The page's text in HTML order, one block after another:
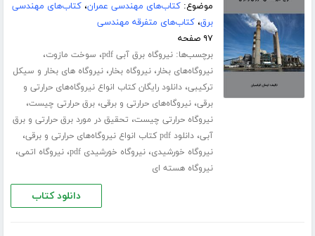
موضوع:کتاب‌های مهندسی عمران،کتاب‌های مهندسی
برق،کتاب‌های متفرقه مهندسی
۹۷ صفحه
برچسب‌ها:نیروگاه برق آبی pdf ، سوخت مازوت،
نیروگاه‌های بخار،نیروگاه بخار،نیروگاه های بخار و سیکل
ترکیبی،دانلود رایگان کتاب انواع نیروگاه‌های حرارتی و
برقی،نیروگاه‌های حرارتی و برقی،برق حرارتی چیست،
نیروگاه حرارتی چیست، تحقیق در مورد برق حرارتی و برق
آبی،دانلود pdf کتاب انواع نیروگاه‌های حرارتی و برقی ،
نیروگاه خورشیدی،نیروگاه خورشیدی pdf ،نیروگاه اتمی،
نیروگاه هسته ای
دانلود کتاب